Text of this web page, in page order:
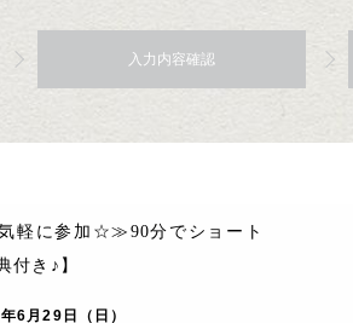
入力内容確認
軽に参加☆≫90分でショート
付き♪】
6月29日（日）